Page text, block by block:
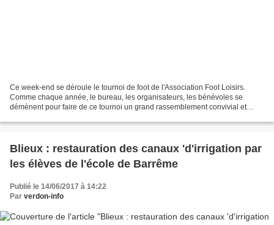
Ce week-end se déroule le tournoi de foot de l'Association Foot Loisirs.
Comme chaque année, le bureau, les organisateurs, les bénévoles se
démènent pour faire de ce tournoi un grand rassemblement convivial et
Blieux : restauration des canaux 'd'irrigation par
les élèves de l'école de Barrême
Publié le 14/06/2017 à 14:22
Par verdon-info